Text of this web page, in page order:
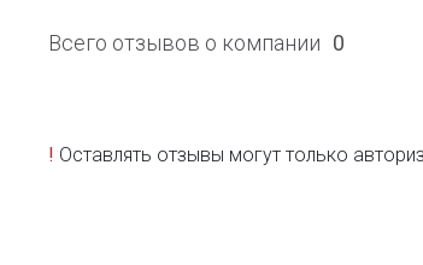
Всего отзывов о компании 0
! Оставлять отзывы могут только